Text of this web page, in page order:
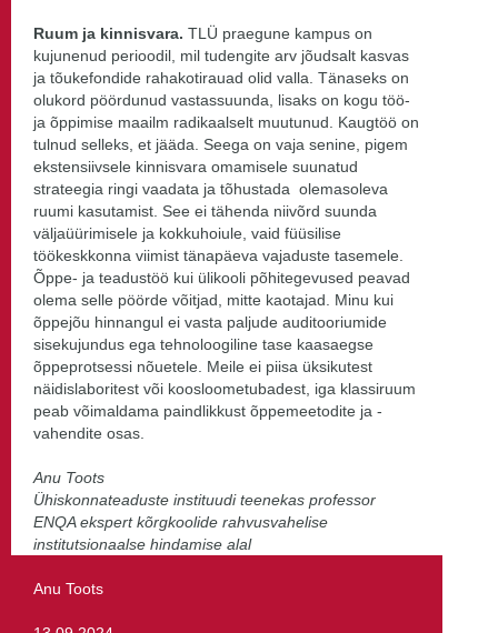
Anu Toots
Ruum ja kinnisvara. TLÜ praegune kampus on
kujunenud perioodil, mil tudengite arv jõudsalt kasvas
ja tõukefondide rahakotirauad olid valla. Tänaseks on
olukord pöördunud vastassuunda, lisaks on kogu töö-
ja õppimise maailm radikaalselt muutunud. Kaugtöö on
tulnud selleks, et jääda. Seega on vaja senine, pigem
ekstensiivsele kinnisvara omamisele suunatud
strateegia ringi vaadata ja tõhustada olemasoleva
ruumi kasutamist. See ei tähenda niivõrd suunda
väljaüürimisele ja kokkuhoiule, vaid füüsilise
töökeskkonna viimist tänapäeva vajaduste tasemele.
Õppe- ja teadustöö kui ülikooli põhitegevused peavad
olema selle pöörde võitjad, mitte kaotajad. Minu kui
õppejõu hinnangul ei vasta paljude auditooriumide
sisekujundus ega tehnoloogiline tase kaasaegse
õppeprotsessi nõuetele. Meile ei piisa üksikutest
näidislaboritest või koosloometubadest, iga klassiruum
peab võimaldama paindlikkust õppemeetodite ja -
vahendite osas.
Anu Toots
Ühiskonnateaduste instituudi teenekas professor
ENQA ekspert kõrgkoolide rahvusvahelise
institutsionaalse hindamise alal